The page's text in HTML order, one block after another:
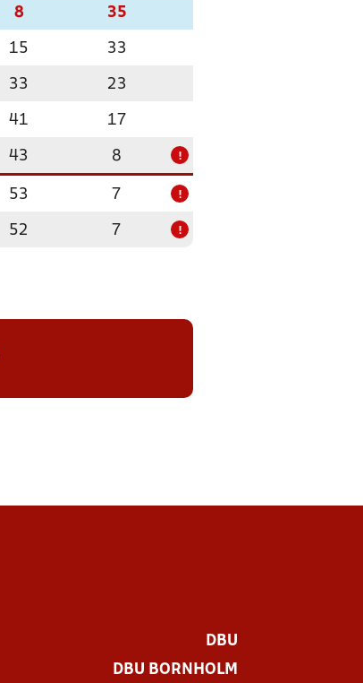
8 35
15 33
33 23
41 17
43 8 !
53 7 !
52 7 !
DBU
DBU BORNHOLM